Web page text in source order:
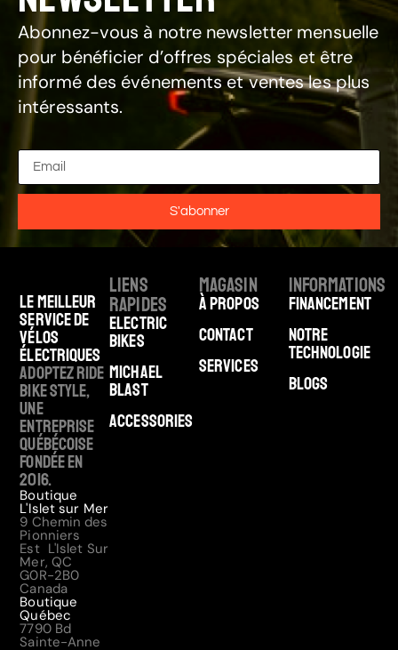
Abonnez-vous à notre newsletter mensuelle
pour bénéficier d’offres spéciales et être
informé des événements et ventes les plus
intéressants.
S'abonner
Le meilleur
service de
vélos
électriques
Adoptez Ride
Bike Style,
une
entreprise
québécoise
fondée en
2016.
Boutique
L'Islet sur Mer
9 Chemin des
Pionniers
Est L'Islet Sur
Mer, QC
G0R-2B0
Canada
Boutique
Québec
7790 Bd
Sainte-Anne
Liens
rapides
Electric
Bikes
Michael
Blast
Accessories
Magasin
À Propos
Contact
Services
Informations
Financement
Notre
technologie
Blogs